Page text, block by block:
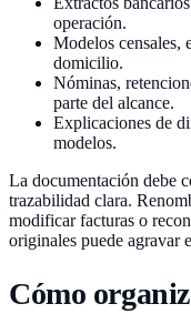
operación.
Modelos censales,
domicilio.
Nóminas,
parte del alcance.
Explicaciones de
modelos.
La documentación debe
trazabilidad clara.
modificar facturas o
originales puede agravar
Cómo